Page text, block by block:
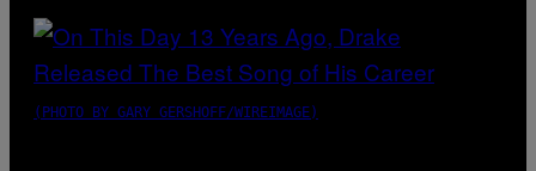
(PHOTO BY GARY GERSHOFF/WIREIMAGE)